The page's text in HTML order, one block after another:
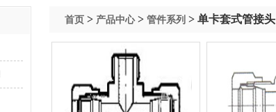
首页 > 产品中心> 管件系列 > 单卡套式管接头